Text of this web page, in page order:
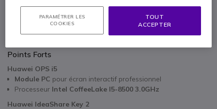
311,32 €
x1
Huawei IdeaHub S2 65''
Points Forts
Huawei OPS i5
Module PC pour écran interactif professionnel
Processeur Intel CoffeeLake I5-8500 3.0GHz
Huawei IdeaShare Key 2
PARAMÉTRER LES
COOKIES
TOUT
ACCEPTER